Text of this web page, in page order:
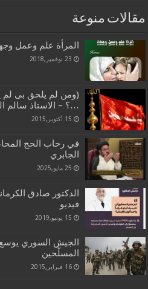
مقالات منوعة
المرأة علم وعمل
23 نوفمبر,2018
(ومن لم يلحق بى لم
…؟ – الاستاذ سالم
15 أكتوبر,2015
في رحاب الحج
الجابري
25 مايو,2025
الدكتور صادق
فيديو
15 يونيو,2019
الجيش السوري
المسلّحين
16 فبراير,2015